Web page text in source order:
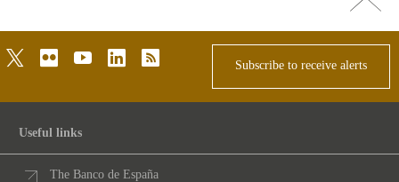
top
twitterflickr youtubelinkedinrss
Subscribe to receive alerts
Useful links
The Banco de España